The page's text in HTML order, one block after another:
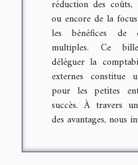
réduction des
ou encore de la
les bénéfices de
multiples. Ce
déléguer la
externes constitue
pour les petites
succès. À travers
des avantages, nous